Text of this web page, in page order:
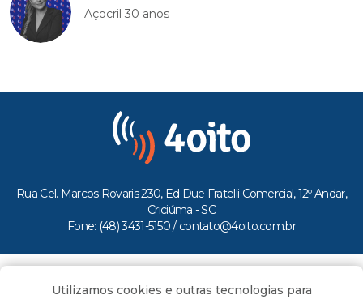
Açocril 30 anos
Rua Cel. Marcos Rovaris 230, Ed Due Fratelli Comercial, 12º Andar,
Criciúma - SC
Fone: (48) 3431-5150 / contato@4oito.com.br
Todos os direitos reservados ao Portal 4oito
Utilizamos cookies e outras tecnologias para